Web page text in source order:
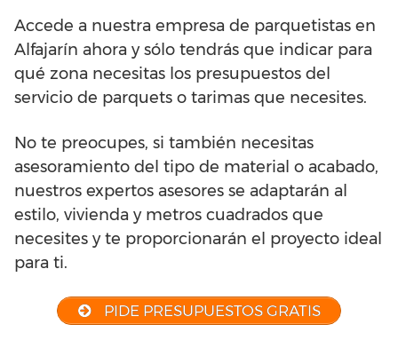
Accede a nuestra empresa de parquetistas en
Alfajarín ahora y sólo tendrás que indicar para
qué zona necesitas los presupuestos del
servicio de parquets o tarimas que necesites.
No te preocupes, si también necesitas
asesoramiento del tipo de material o acabado,
nuestros expertos asesores se adaptarán al
estilo, vivienda y metros cuadrados que
necesites y te proporcionarán el proyecto ideal
para ti.
PIDE PRESUPUESTOS GRATIS